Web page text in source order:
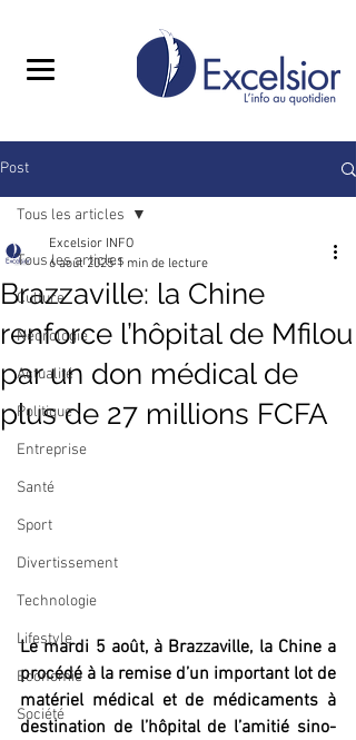
Post
Tous les articles
Culture
Nécrologie
Actualité
Politique
Entreprise
Santé
Sport
Divertissement
Technologie
Lifestyle
Economie
Société
Tous les articles
Brazzaville: la Chine
renforce l’hôpital de Mfilou
par un don médical de
plus de 27 millions FCFA
Excelsior INFO
6 août 2025 1 min de lecture
Le mardi 5 août, à Brazzaville, la Chine a
procédé à la remise d’un important lot de
matériel médical et de médicaments à
destination de l’hôpital de l’amitié sino-